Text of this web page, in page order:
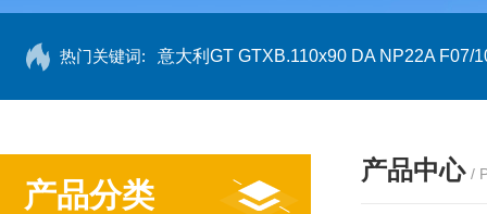
热门关键词: 意大利GT GTXB.110x90 DA NP22A F07/
产品分类
产品中心 /